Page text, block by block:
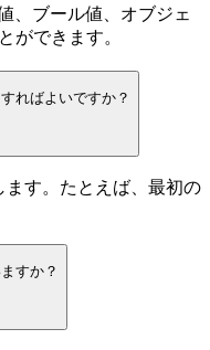
、ブール値、オブジェ
ができます。
ればよいですか？
す。たとえば、最初の
すか？